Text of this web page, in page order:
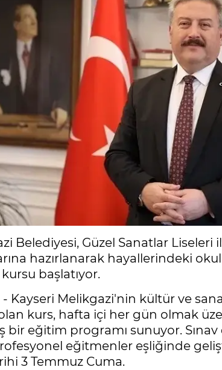
Belediyesi, Güzel Sanatlar
hazırlanarak hayallerindeki
kursu başlatıyor.
- Kayseri Melikgazi'nin kültür ve
kurs, hafta içi her gün olmak
bir eğitim programı sunuyor.
eğitmenler eşliğinde
3 Temmuz Cuma.